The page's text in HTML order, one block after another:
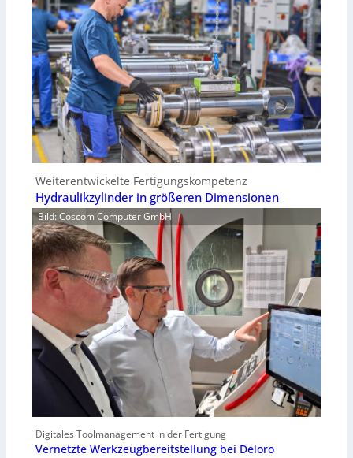
Weiterentwickelte Fertigungskompetenz
Hydraulikzylinder in größeren Dimensionen
Bild: Coscom Computer GmbH
Digitales Toolmanagement in der Fertigung
Vernetzte Werkzeugbereitstellung bei Deloro